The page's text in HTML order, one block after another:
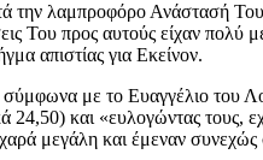
την λαμπροφόρο Ανάστασή
Του προς αυτούς είχαν
απιστίας για Εκείνον.
με το Ευαγγέλιο του
24,50) και «ευλογώντας τους,
μεγάλη και έμεναν